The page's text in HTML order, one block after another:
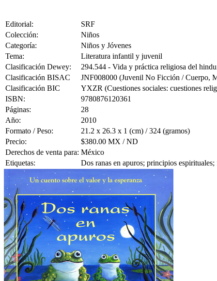
Editorial:
SRF
Colección:
Niños
Categoría:
Niños y Jóvenes
Tema:
Literatura infantil y juvenil
Clasificación Dewey:
294.544 - Vida y práctica religiosa del
Clasificación BISAC
JNF008000 (Juvenil No Ficción / Cuerpo,
Clasificación BIC
YXZR (Cuestiones sociales: cuestiones
ISBN:
9780876120361
Páginas:
28
Año:
2010
Formato / Peso:
21.2 x 26.3 x 1 (cm) / 324 (gramos)
Precio:
$380.00 MX / ND
Derechos de venta para: México
Etiquetas:
Dos ranas en apuros; principios